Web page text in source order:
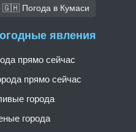
🇬🇭 Погода в Кумаси
явления
прямо сейчас
прямо сейчас
города
города